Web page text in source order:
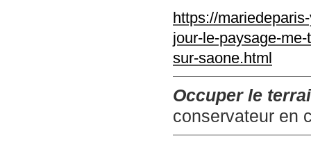
https://
jour-le-paysage-
sur-saone.html
Occuper le
conservateur en